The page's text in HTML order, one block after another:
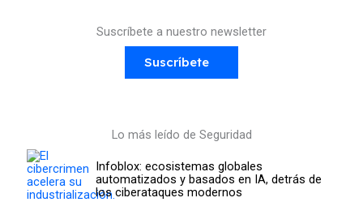
Suscríbete a nuestro newsletter
Suscríbete
Lo más leído de Seguridad
Infoblox: ecosistemas globales
automatizados y basados en IA, detrás de
los ciberataques modernos